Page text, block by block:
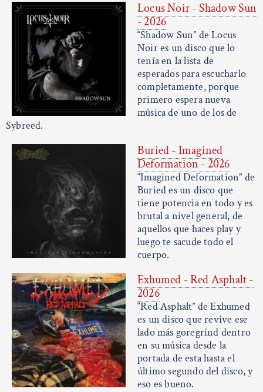
Locus Noir - Shadow Sun
- 2026
“Shadow Sun” de Locus
Noir es un disco que lo
tenía en la lista de
esperados para escucharlo
completamente, porque
primero espera nueva
música de uno de los de
Sybreed.
Buried - Imagined
Deformation - 2026
“Imagined Deformation” de
Buried es un disco que
tiene potencia en todo y es
brutal a nivel general, de
aquellos que haces play y
luego te sacude todo el
cuerpo.
Exhumed - Red Asphalt -
2026
“Red Asphalt” de Exhumed
es un disco que revive ese
lado más goregrind dentro
en su música desde la
portada de esta hasta el
último segundo del disco, y
eso es bueno.